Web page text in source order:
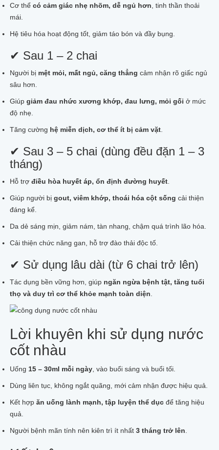
Cơ thể có cảm giác nhẹ nhõm, dễ ngủ hơn , tinh thần thoải
mái.
Hệ tiêu hóa hoạt động tốt, giảm táo bón và đầy bụng.
✔ Sau 1 – 2 chai
Người bị mệt mỏi, mất ngủ, căng thẳng cảm nhận rõ giấc ngủ
sâu hơn.
Giúp giảm đau nhức xương khớp, đau lưng, mỏi gối ở mức
độ nhẹ.
Tăng cường hệ miễn dịch, cơ thể ít bị cảm vặt
✔ Sau 3 – 5 chai (dùng đều đặn 1 – 3
tháng)
Hỗ trợ điều hòa huyết áp, ổn định đường huyết
Giúp người bị gout, viêm khớp, thoái hóa cột sống cải thiện
đáng kể.
Da dẻ sáng mịn, giảm nám, tàn nhang, chậm quá trình lão hóa.
Cải thiện chức năng gan, hỗ trợ đào thải độc tố.
✔ Sử dụng lâu dài (từ 6 chai trở lên)
Tác dụng bền vững hơn, giúp ngăn ngừa bệnh tật, tăng tuổi
thọ và duy trì cơ thể khỏe mạnh toàn diện
Lời khuyên khi sử dụng nước
cốt nhàu
Uống 15 – 30ml mỗi ngày , vào buổi sáng và buổi tối.
Dùng liên tục, không ngắt quãng, mới cảm nhận được hiệu quả.
Kết hợp ăn uống lành mạnh, tập luyện thể dục để tăng hiệu
quả.
Người bệnh mãn tính nên kiên trì ít nhất 3 tháng trở lên